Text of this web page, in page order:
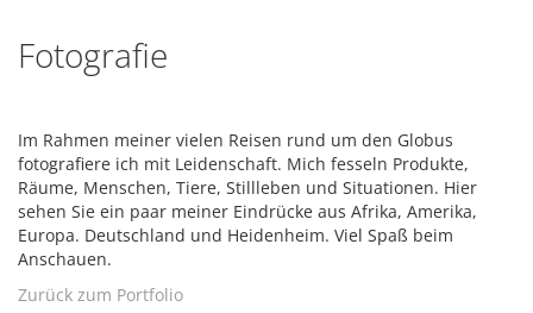
Fotografie
Im Rahmen meiner vielen Reisen rund um den Globus
fotografiere ich mit Leidenschaft. Mich fesseln Produkte,
Räume, Menschen, Tiere, Stillleben und Situationen. Hier
sehen Sie ein paar meiner Eindrücke aus Afrika, Amerika,
Europa. Deutschland und Heidenheim. Viel Spaß beim
Anschauen.
Zurück zum Portfolio